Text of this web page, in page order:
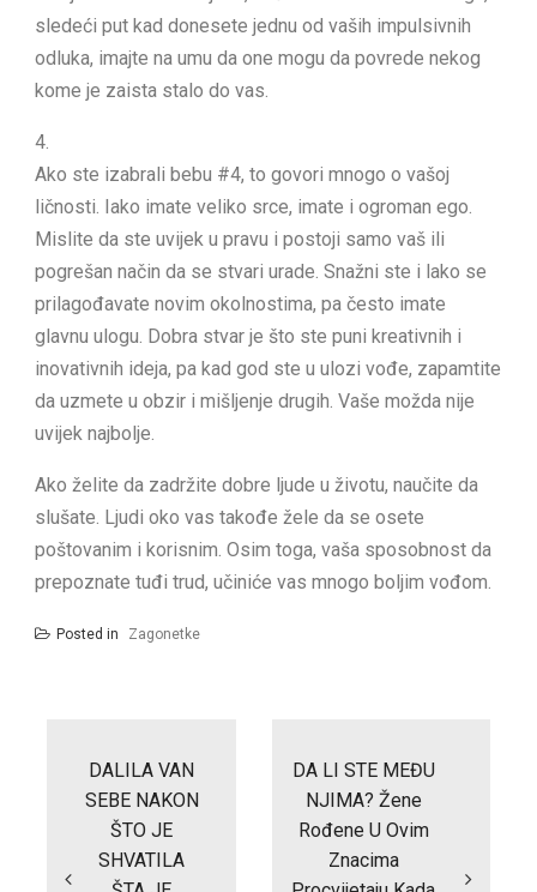
sledeći put kad donesete jednu od vaših impulsivnih
odluka, imajte na umu da one mogu da povrede nekog
kome je zaista stalo do vas.
4.
Ako ste izabrali bebu #4, to govori mnogo o vašoj
ličnosti. Iako imate veliko srce, imate i ogroman ego.
Mislite da ste uvijek u pravu i postoji samo vaš ili
pogrešan način da se stvari urade. Snažni ste i lako se
prilagođavate novim okolnostima, pa često imate
glavnu ulogu. Dobra stvar je što ste puni kreativnih i
inovativnih ideja, pa kad god ste u ulozi vođe, zapamtite
da uzmete u obzir i mišljenje drugih. Vaše možda nije
uvijek najbolje.
Ako želite da zadržite dobre ljude u životu, naučite da
slušate. Ljudi oko vas takođe žele da se osete
poštovanim i korisnim. Osim toga, vaša sposobnost da
prepoznate tuđi trud, učiniće vas mnogo boljim vođom.
Posted in Zagonetke
DALILA VAN
SEBE NAKON
ŠTO JE
SHVATILA
DA LI STE MEĐU
NJIMA? Žene
Rođene U Ovim
Znacima